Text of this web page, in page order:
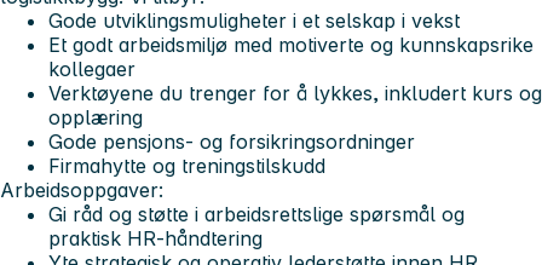
Gode utviklingsmuligheter i et selskap i vekst
Et godt arbeidsmiljø med motiverte og kunnskapsrike
kollegaer
Verktøyene du trenger for å lykkes, inkludert kurs og
opplæring
Gode pensjons- og forsikringsordninger
Firmahytte og treningstilskudd
Arbeidsoppgaver:
Gi råd og støtte i arbeidsrettslige spørsmål og
praktisk HR-håndtering